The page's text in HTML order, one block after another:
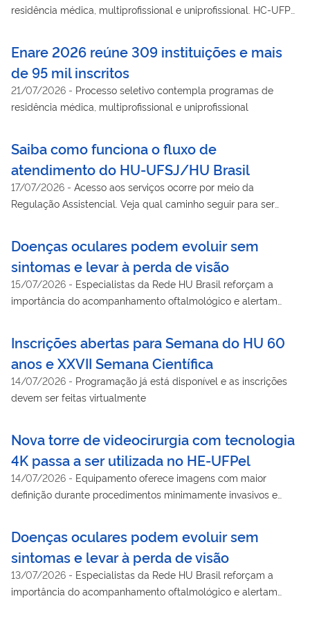
residência médica, multiprofissional e uniprofissional. HC-UFPE
Enare 2026 reúne 309 instituições e mais
de 95 mil inscritos
21/07/2026 - Processo seletivo contempla programas de
residência médica, multiprofissional e uniprofissional
Saiba como funciona o fluxo de
atendimento do HU-UFSJ/HU Brasil
17/07/2026 - Acesso aos serviços ocorre por meio da
Regulação Assistencial. Veja qual caminho seguir para ser
Doenças oculares podem evoluir sem
sintomas e levar à perda de visão
15/07/2026 - Especialistas da Rede HU Brasil reforçam a
importância do acompanhamento oftalmológico e alertam
Inscrições abertas para Semana do HU 60
anos e XXVII Semana Científica
14/07/2026 - Programação já está disponível e as inscrições
devem ser feitas virtualmente
Nova torre de videocirurgia com tecnologia
4K passa a ser utilizada no HE-UFPel
14/07/2026 - Equipamento oferece imagens com maior
definição durante procedimentos minimamente invasivos e
Doenças oculares podem evoluir sem
sintomas e levar à perda de visão
13/07/2026 - Especialistas da Rede HU Brasil reforçam a
importância do acompanhamento oftalmológico e alertam